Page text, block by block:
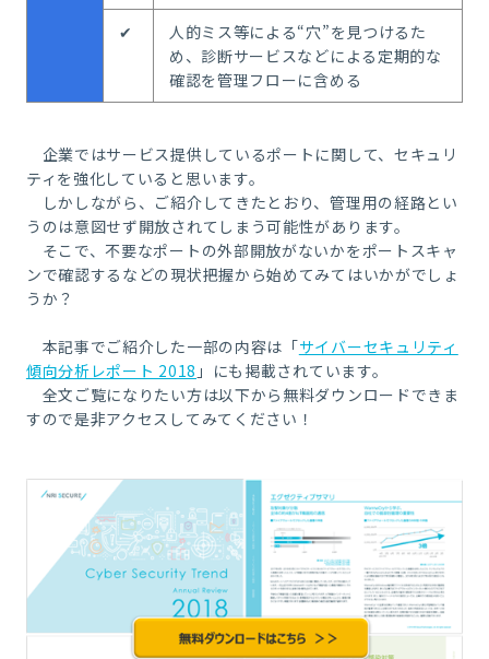
✔
人的ミス等による“穴”を見つけるた
め、診断サービスなどによる定期的な
確認を管理フローに含める
企業ではサービス提供しているポートに関して、セキュリ
ティを強化していると思います。
しかしながら、ご紹介してきたとおり、管理用の経路とい
うのは意図せず開放されてしまう可能性があります。
そこで、不要なポートの外部開放がないかをポートスキャ
ンで確認するなどの現状把握から始めてみてはいかがでしょ
うか？
本記事でご紹介した一部の内容は「サイバーセキュリティ
傾向分析レポート 2018 」にも掲載されています。
全文ご覧になりたい方は以下から無料ダウンロードできま
すので是非アクセスしてみてください！